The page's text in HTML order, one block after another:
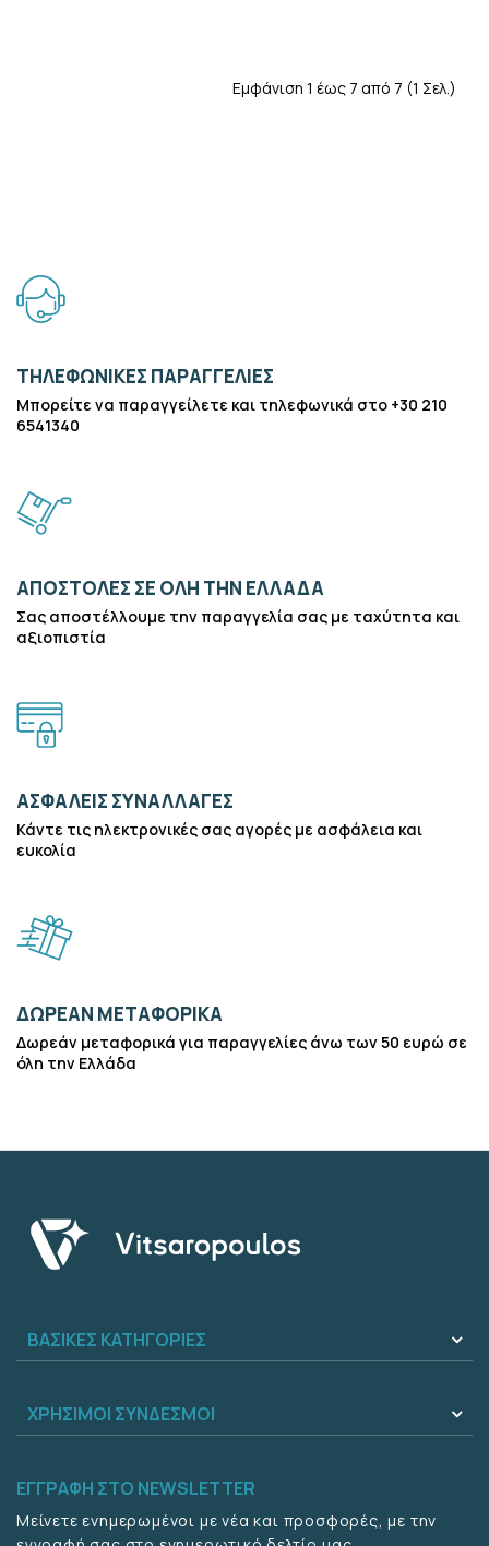
Εμφάνιση 1 έως 7 από 7 (1 Σελ.)
ΤΗΛΕΦΩΝΙΚΕΣ ΠΑΡΑΓΓΕΛΙΕΣ
Μπορείτε να παραγγείλετε και τηλεφωνικά στο +30 210
6541340
ΑΠΟΣΤΟΛΕΣ ΣΕ ΟΛΗ ΤΗΝ ΕΛΛΑΔΑ
Σας αποστέλλουμε την παραγγελία σας με ταχύτητα και
αξιοπιστία
ΑΣΦΑΛΕΙΣ ΣΥΝΑΛΛΑΓΕΣ
Κάντε τις ηλεκτρονικές σας αγορές με ασφάλεια και
ευκολία
ΔΩΡΕΑΝ ΜΕΤΑΦΟΡΙΚΑ
Δωρεάν μεταφορικά για παραγγελίες άνω των 50 ευρώ σε
όλη την Ελλάδα
ΒΑΣΙΚΕΣ ΚΑΤΗΓΟΡΙΕΣ
ΧΡΗΣΙΜΟΙ ΣΥΝΔΕΣΜΟΙ
ΕΓΓΡΑΦΗ ΣΤΟ NEWSLETTER
Μείνετε ενημερωμένοι με νέα και προσφορές, με την